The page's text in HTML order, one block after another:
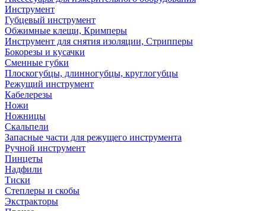
Инструмент
Губцевый инструмент
Обжимные клещи, Кримперы
Инструмент для снятия изоляции, Стрипперы
Бокорезы и кусачки
Сменные губки
Плоскогубцы, длинногубцы, круглогубцы
Режущий инструмент
Кабелерезы
Ножи
Ножницы
Скальпели
Запасные части для режущего инструмента
Ручной инструмент
Пинцеты
Надфили
Тиски
Степлеры и скобы
Экстракторы